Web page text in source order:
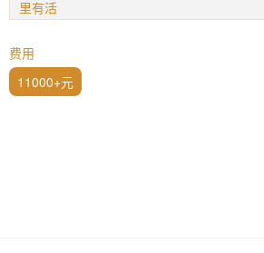
里有活
费用
11000+元